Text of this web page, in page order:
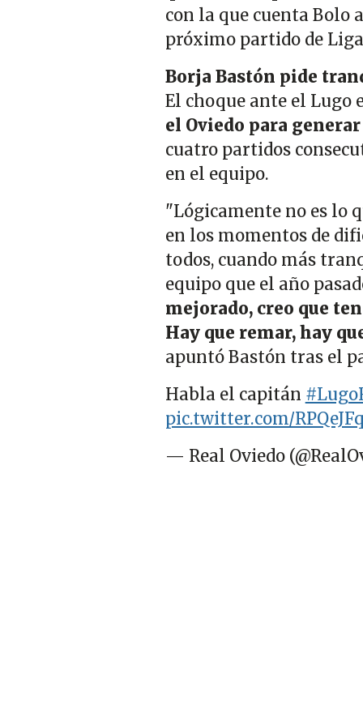
con la que cuenta Bolo
próximo partido de
Borja Bastón pide
El choque ante el Lugo
el Oviedo para
cuatro partidos
en el equipo.
"Lógicamente no es lo
en los momentos de
todos, cuando más
equipo que el año
mejorado, creo que
Hay que remar, hay
apuntó Bastón tras el
Habla el capitán
pic.twitter.com/
— Real Oviedo